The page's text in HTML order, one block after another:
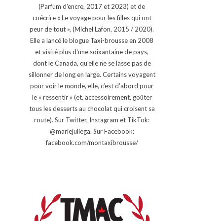
(Parfum d'encre, 2017 et 2023) et de
coécrire « Le voyage pour les filles qui ont
peur de tout », (Michel Lafon, 2015 / 2020).
Elle a lancé le blogue Taxi-brousse en 2008
et visité plus d'une soixantaine de pays,
dont le Canada, qu'elle ne se lasse pas de
sillonner de long en large. Certains voyagent
pour voir le monde, elle, c’est d’abord pour
le « ressentir » (et, accessoirement, goûter
tous les desserts au chocolat qui croisent sa
route). Sur Twitter, Instagram et TikTok:
@mariejuliega. Sur Facebook:
facebook.com/montaxibrousse/